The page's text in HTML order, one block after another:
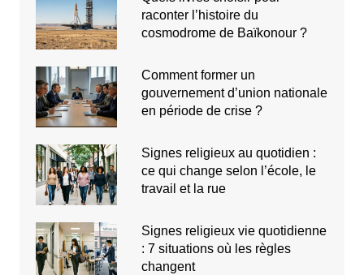
raconter l’histoire du
cosmodrome de Baïkonour ?
Comment former un
gouvernement d’union nationale
en période de crise ?
Signes religieux au quotidien :
ce qui change selon l’école, le
travail et la rue
Signes religieux vie quotidienne
: 7 situations où les règles
changent